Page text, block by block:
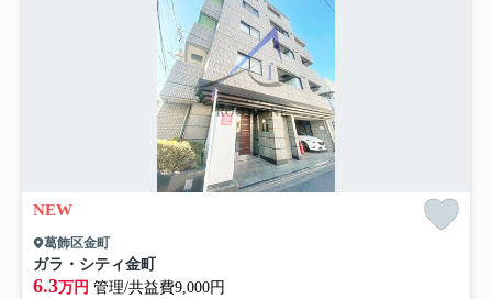
NEW
葛飾区金町
ガラ・シティ金町
6.3万円 管理/共益費9,000円